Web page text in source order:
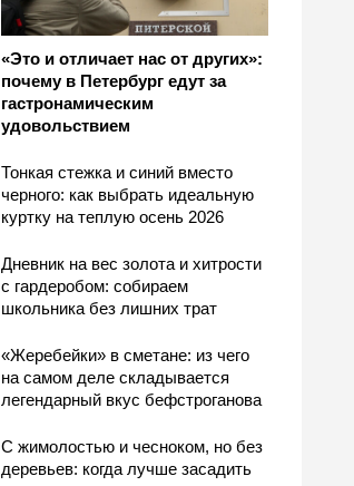
«Это и отличает нас от других»:
почему в Петербург едут за
гастронамическим
удовольствием
Тонкая стежка и синий вместо
черного: как выбрать идеальную
куртку на теплую осень 2026
Дневник на вес золота и хитрости
с гардеробом: собираем
школьника без лишних трат
«Жеребейки» в сметане: из чего
на самом деле складывается
легендарный вкус бефстроганова
С жимолостью и чесноком, но без
деревьев: когда лучше засадить